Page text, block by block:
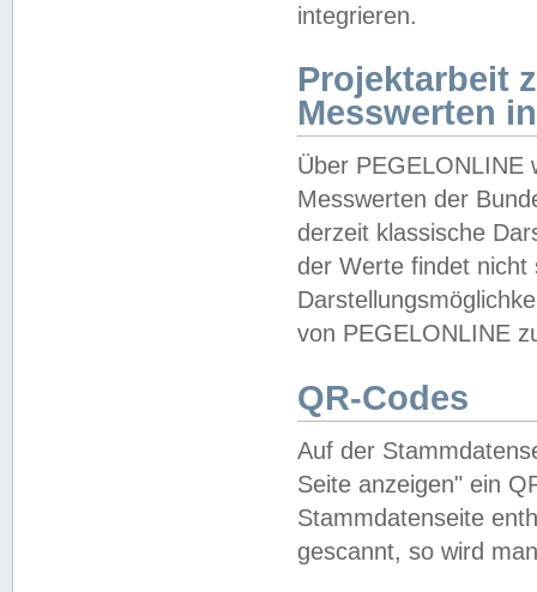
integrieren.
Projektarbeit
Messwerten
Über PEGELONLINE
Messwerten der
derzeit klassische
der Werte findet
von PEGELONLINE
QR-Codes
Auf der
Seite anzeigen" ein
Stammdatenseite
gescannt, so wird